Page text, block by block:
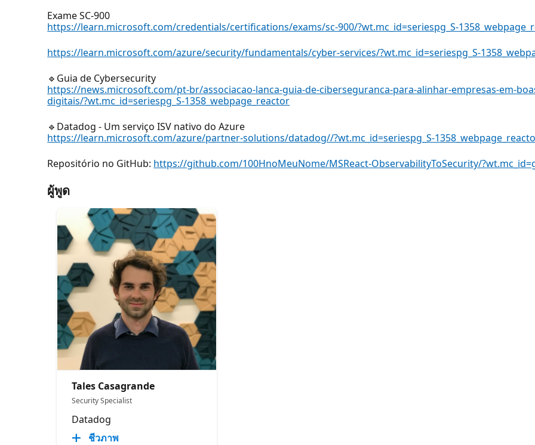
Exame SC-900
https://learn.microsoft.com/credentials/certifications/exams/sc-900/?wt.mc_id=seriespg_S-
https://learn.microsoft.com/azure/security/fundamentals/cyber-services/?wt.mc_id=seriespg_S-
🔹Guia de Cybersecurity
https://news.microsoft.com/pt-br/associacao-lanca-guia-de-ciberseguranca-para-alinhar-empresas-em-
digitais/?wt.mc_id=seriespg_S-1358_webpage_reactor
🔹Datadog - Um serviço ISV nativo do Azure
https://learn.microsoft.com/azure/partner-solutions/datadog//?wt.mc_id=seriespg_S-
Repositório no GitHub: https://github.com/100HnoMeuNome/MSReact-ObservabilityToSecurity/
ผู้พูด
Tales Casagrande
Security Specialist
Datadog
ชีวภาพ